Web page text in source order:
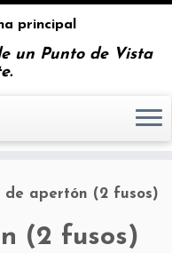
un Punto de Vista
de apertón (2 fusos)
(2 fusos)